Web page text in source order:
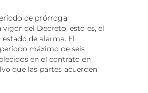
de prórroga
del Decreto, esto es, el
de alarma. El
máximo de seis
en el contrato en
que las partes acuerden